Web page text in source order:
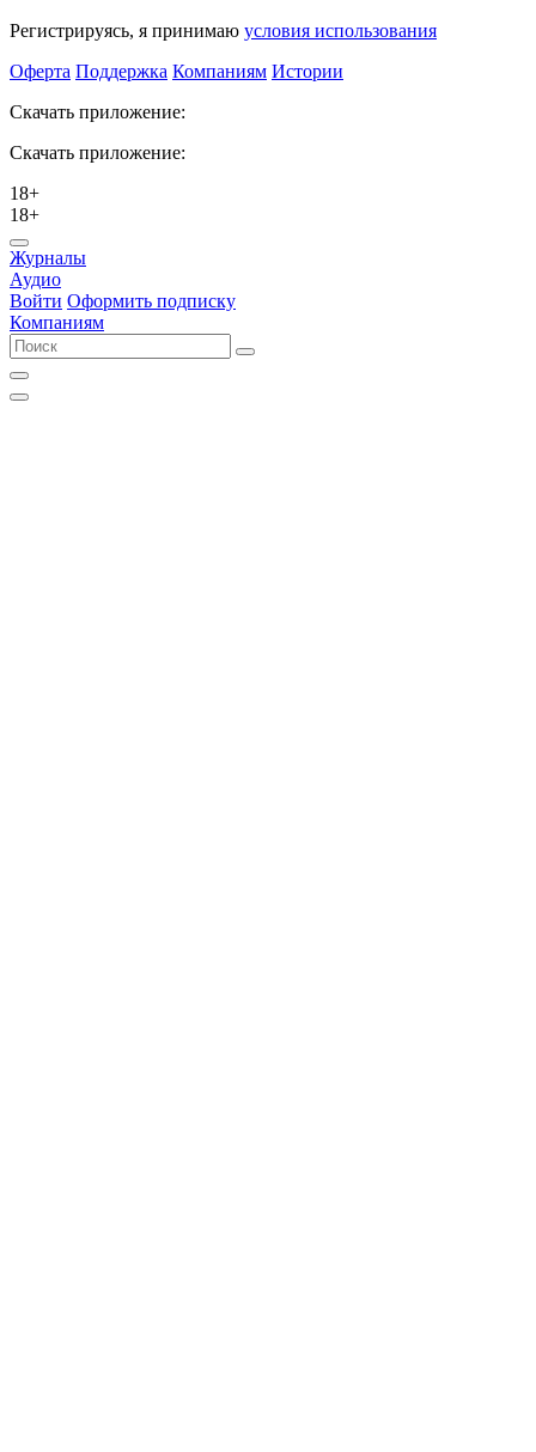
Регистрируясь, я принимаю условия использования
Оферта Поддержка Компаниям Истории
Скачать приложение:
Скачать приложение:
18+
18+
Журналы
Аудио
Войти Оформить подписку
Компаниям